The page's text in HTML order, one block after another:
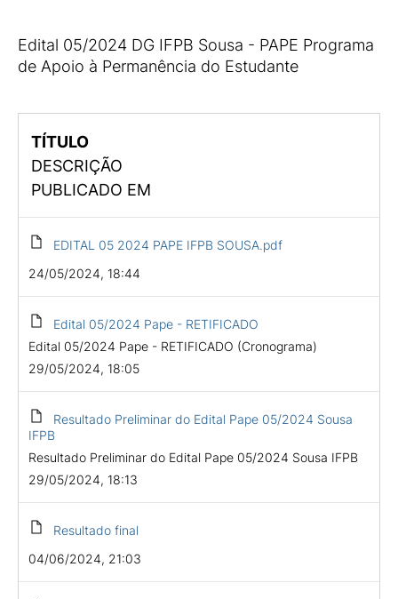
Edital 05/2024 DG IFPB Sousa - PAPE Programa
de Apoio à Permanência do Estudante
TÍTULO
DESCRIÇÃO
PUBLICADO EM
EDITAL 05 2024 PAPE IFPB SOUSA.pdf
24/05/2024, 18:44
Edital 05/2024 Pape - RETIFICADO
Edital 05/2024 Pape - RETIFICADO (Cronograma)
29/05/2024, 18:05
Resultado Preliminar do Edital Pape 05/2024 Sousa
IFPB
Resultado Preliminar do Edital Pape 05/2024 Sousa IFPB
29/05/2024, 18:13
Resultado final
04/06/2024, 21:03